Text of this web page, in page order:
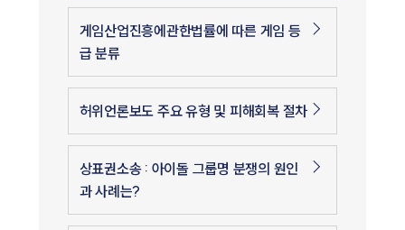
게임산업진흥에관한법률에 따른 게임 등
급 분류
허위언론보도 주요 유형 및 피해회복 절차
상표권소송 : 아이돌 그룹명 분쟁의 원인
과 사례는?